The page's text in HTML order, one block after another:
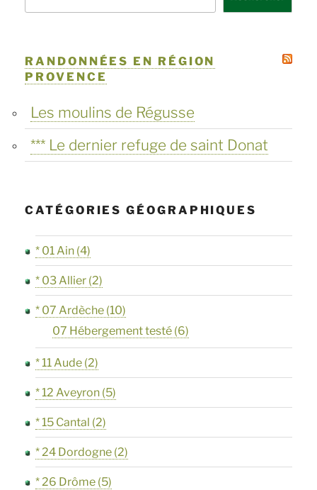
Saint-
et
RANDONNÉES EN RÉGION
PROVENCE
Les moulins de Régusse
*** Le dernier refuge de saint Donat
CATÉGORIES GÉOGRAPHIQUES
* 01 Ain (4)
* 03 Allier (2)
* 07 Ardèche (10)
07 Hébergement testé (6)
* 11 Aude (2)
* 12 Aveyron (5)
* 15 Cantal (2)
* 24 Dordogne (2)
* 26 Drôme (5)